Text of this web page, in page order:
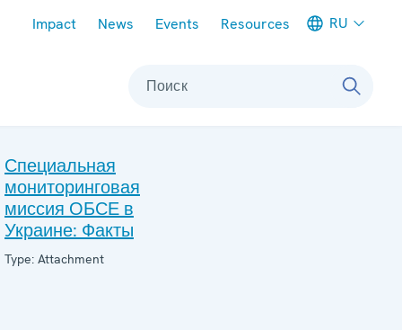
Impact News Events Resources RU
Поиск
Специальная
мониторинговая
миссия ОБСЕ в
Украине: Факты
Type: Attachment